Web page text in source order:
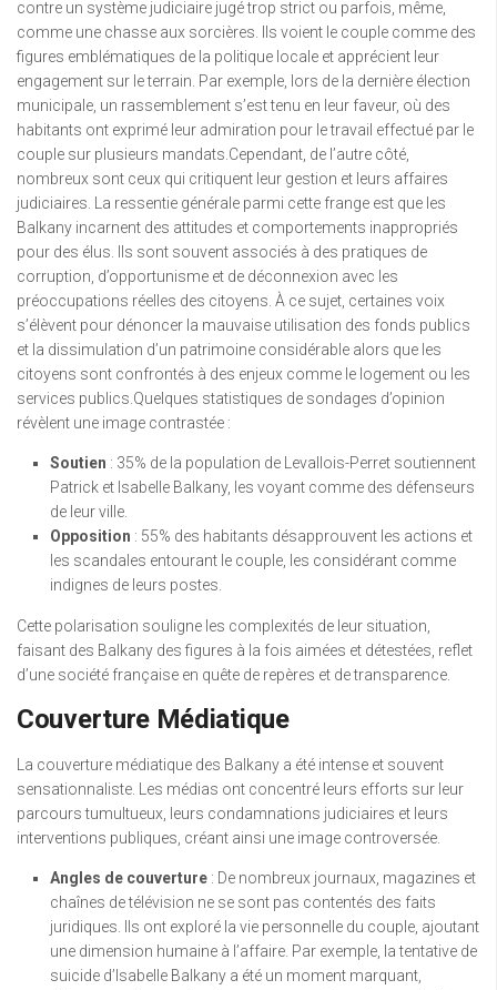
contre un système judiciaire jugé trop strict ou parfois, même,
comme une chasse aux sorcières. Ils voient le couple comme des
figures emblématiques de la politique locale et apprécient leur
engagement sur le terrain. Par exemple, lors de la dernière élection
municipale, un rassemblement s’est tenu en leur faveur, où des
habitants ont exprimé leur admiration pour le travail effectué par le
couple sur plusieurs mandats.Cependant, de l’autre côté,
nombreux sont ceux qui critiquent leur gestion et leurs affaires
judiciaires. La ressentie générale parmi cette frange est que les
Balkany incarnent des attitudes et comportements inappropriés
pour des élus. Ils sont souvent associés à des pratiques de
corruption, d’opportunisme et de déconnexion avec les
préoccupations réelles des citoyens. À ce sujet, certaines voix
s’élèvent pour dénoncer la mauvaise utilisation des fonds publics
et la dissimulation d’un patrimoine considérable alors que les
citoyens sont confrontés à des enjeux comme le logement ou les
services publics.Quelques statistiques de sondages d’opinion
révèlent une image contrastée :
Soutien : 35% de la population de Levallois-Perret soutiennent
Patrick et Isabelle Balkany, les voyant comme des défenseurs
de leur ville.
Opposition : 55% des habitants désapprouvent les actions et
les scandales entourant le couple, les considérant comme
indignes de leurs postes.
Cette polarisation souligne les complexités de leur situation,
faisant des Balkany des figures à la fois aimées et détestées, reflet
d’une société française en quête de repères et de transparence.
Couverture Médiatique
La couverture médiatique des Balkany a été intense et souvent
sensationnaliste. Les médias ont concentré leurs efforts sur leur
parcours tumultueux, leurs condamnations judiciaires et leurs
interventions publiques, créant ainsi une image controversée.
Angles de couverture : De nombreux journaux, magazines et
chaînes de télévision ne se sont pas contentés des faits
juridiques. Ils ont exploré la vie personnelle du couple, ajoutant
une dimension humaine à l’affaire. Par exemple, la tentative de
suicide d’Isabelle Balkany a été un moment marquant,